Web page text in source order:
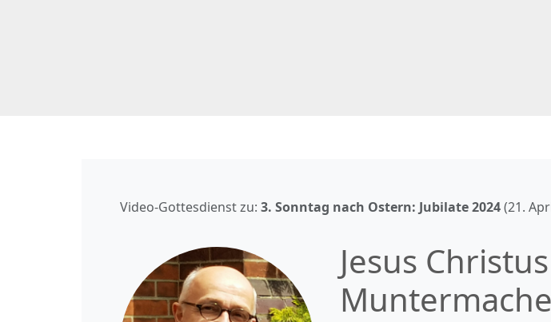
Video-Gottesdienst zu: 3. Sonntag nach Ostern: Jubilate2024(21.
Jesus